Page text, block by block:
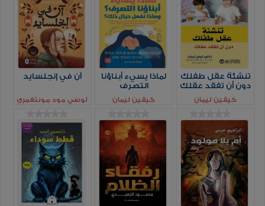
تنشئة عقل طفلك
دون أن تفقد عقلك
كيفين ليمان
لماذا يسيء أبناؤنا
التصرف
كيفين ليمان
آن في إنجلسايد
لوسي مود مونتغمري